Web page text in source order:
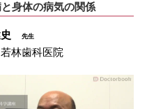
身体の病気の関係
史 先生
林歯科医院